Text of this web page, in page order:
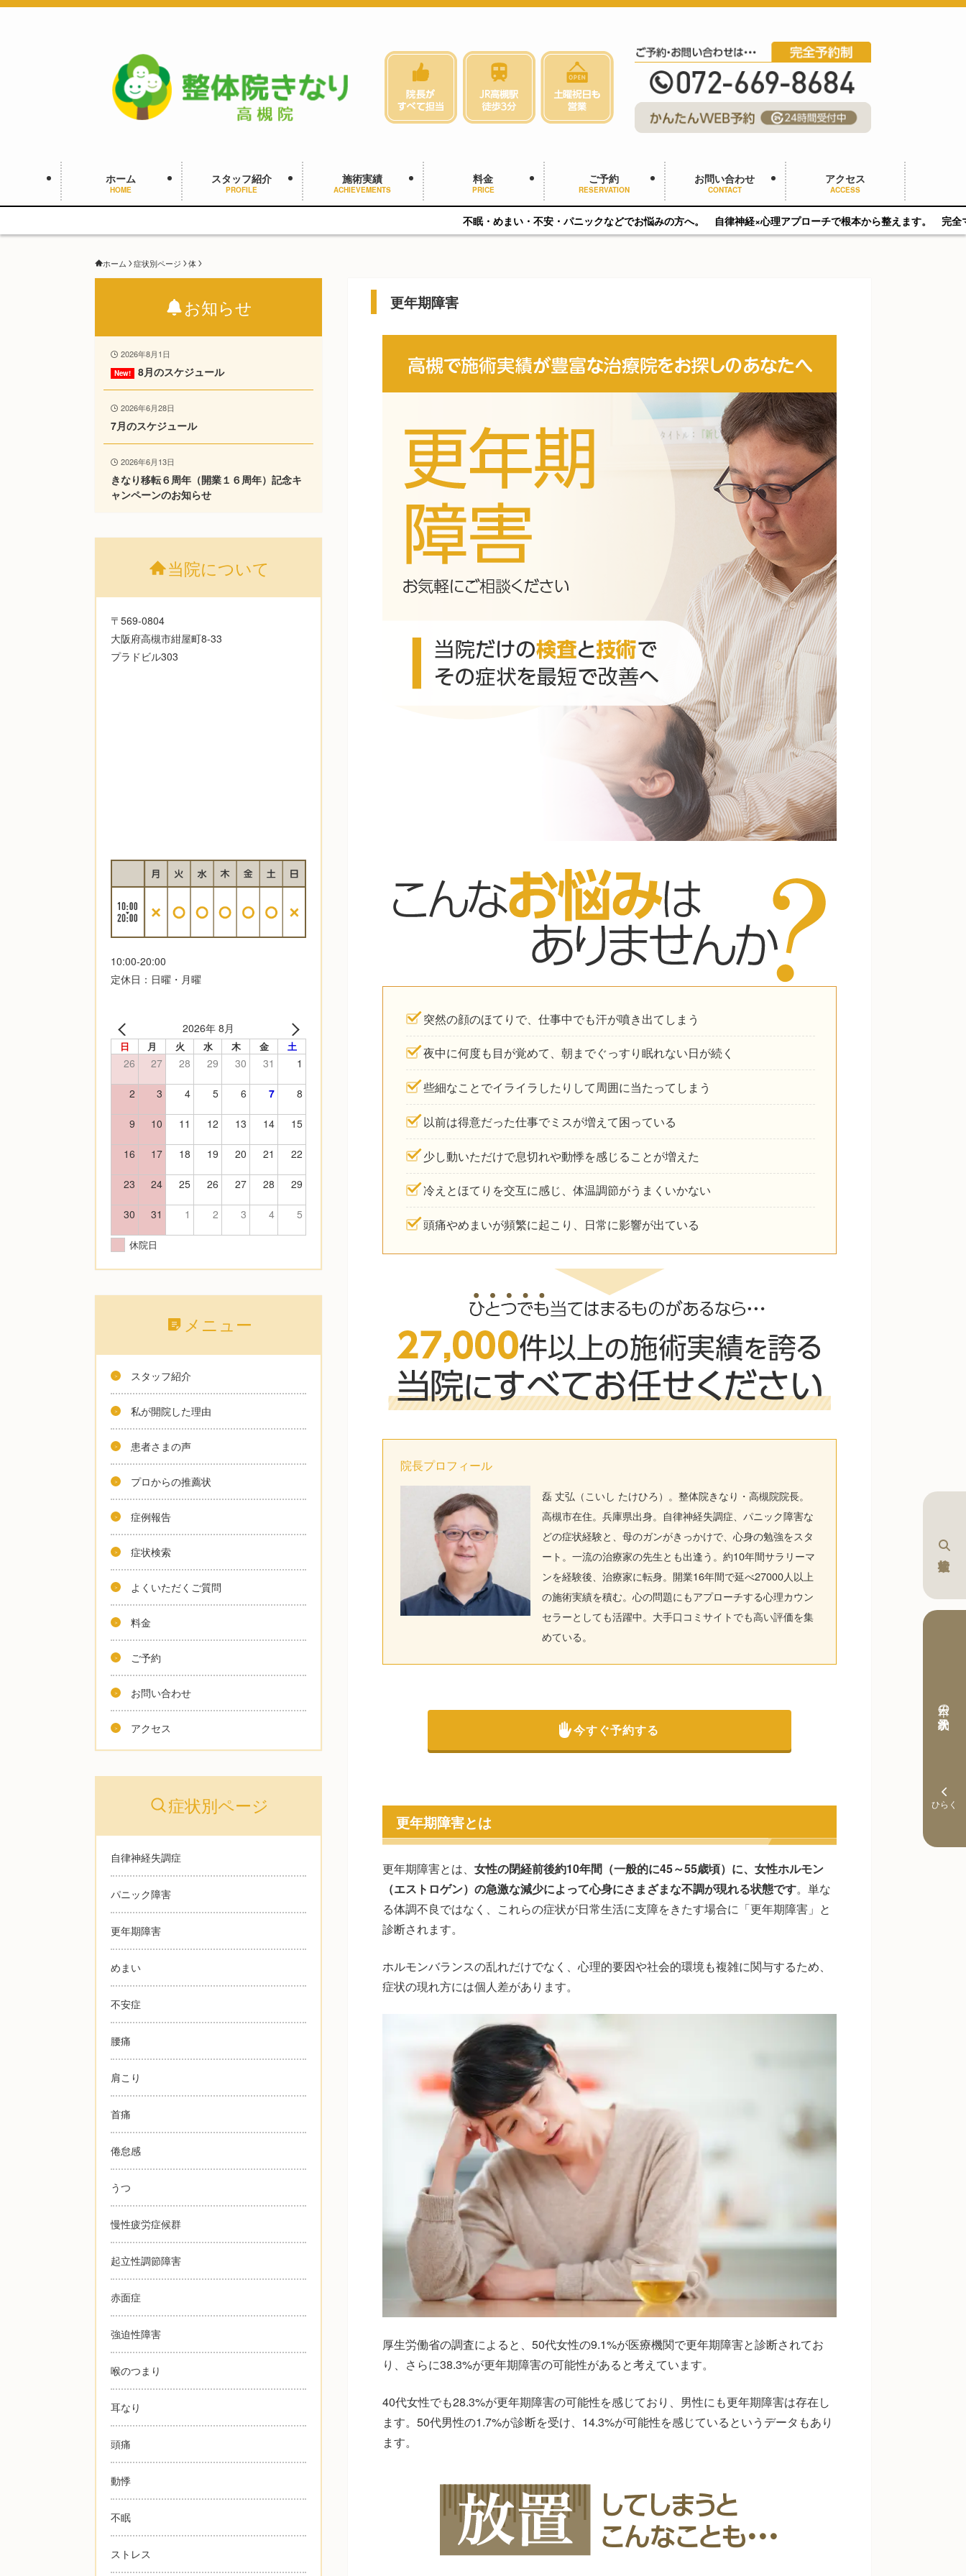
ホーム
HOME
スタッフ紹介
PROFILE
施術実績
ACHIEVEMENTS
料金
PRICE
ご予約
RESERVATION
お問い合わせ
CONTACT
アクセス
ACCESS
不眠・めまい・不安・パニックなどでお悩みの方へ。 自律神経×心理アプローチで根本から整えます。 完全マンツーマン／静かな
ホーム 症状別ページ 体
更年期障害
本日の予約状況
突然の顔のほてりで、仕事中でも汗が噴き出てしまう
夜中に何度も目が覚めて、朝までぐっすり眠れない日が続く
些細なことでイライラしたりして周囲に当たってしまう
以前は得意だった仕事でミスが増えて困っている
少し動いただけで息切れや動悸を感じることが増えた
冷えとほてりを交互に感じ、体温調節がうまくいかない
頭痛やめまいが頻繁に起こり、日常に影響が出ている
院長プロフィール
磊 丈弘（こいし たけひろ）。整体院きなり・高槻院院長。
高槻市在住。兵庫県出身。自律神経失調症、パニック障害な
どの症状経験と、母のガンがきっかけで、心身の勉強をスタ
ート。一流の治療家の先生とも出逢う。約10年間サラリーマ
ンを経験後、治療家に転身。開業16年間で延べ27000人以上
の施術実績を積む。心の問題にもアプローチする心理カウン
セラーとしても活躍中。大手口コミサイトでも高い評価を集
めている。
今すぐ予約する
更年期障害とは
更年期障害とは、 女性の閉経前後約10年間（一般的に45～55歳頃）に、女性ホルモン
（エストロゲン）の急激な減少によって心身にさまざまな不調が現れる状態です。単な
る体調不良ではなく、これらの症状が日常生活に支障をきたす場合に「更年期障害」と
診断されます。
ホルモンバランスの乱れだけでなく、心理的要因や社会的環境も複雑に関与するため、
症状の現れ方には個人差があります。
厚生労働省の調査によると、50代女性の9.1%が医療機関で更年期障害と診断されてお
り、さらに38.3%が更年期障害の可能性があると考えています。
40代女性でも28.3%が更年期障害の可能性を感じており、男性にも更年期障害は存在し
ます。50代男性の1.7%が診断を受け、14.3%が可能性を感じているというデータもあり
ます。
お知らせ
2026年8月1日
8月のスケジュール
2026年6月28日
7月のスケジュール
2026年6月13日
きなり移転６周年（開業１６周年）記念キ
ャンペーンのお知らせ
当院について
〒569-0804
大阪府高槻市紺屋町8-33
プラドビル303
10:00-20:00
定休日：日曜・月曜
2026年 8月
日 月 火 水 木 金 土
26 27 28 29 30 31 1
2 3 4 5 6 7 8
9 10 11 12 13 14 15
16 17 18 19 20 21 22
23 24 25 26 27 28 29
30 31 1 2 3 4 5
休院日
メニュー
スタッフ紹介
私が開院した理由
患者さまの声
プロからの推薦状
症例報告
症状検索
よくいただくご質問
料金
ご予約
お問い合わせ
アクセス
症状別ページ
自律神経失調症
パニック障害
更年期障害
めまい
不安症
腰痛
肩こり
首痛
倦怠感
うつ
慢性疲労症候群
起立性調節障害
赤面症
強迫性障害
喉のつまり
耳なり
頭痛
動悸
不眠
ストレス